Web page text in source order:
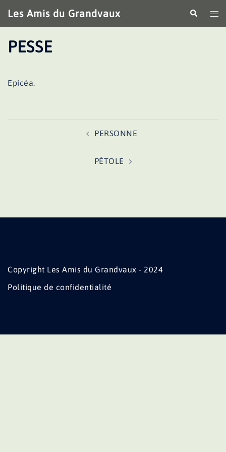
au
contenu
Les Amis du Grandvaux
le
PESSE
Epicéa.
PERSONNE
PÉTOLE
Copyright Les Amis du Grandvaux - 2024
Politique de confidentialité